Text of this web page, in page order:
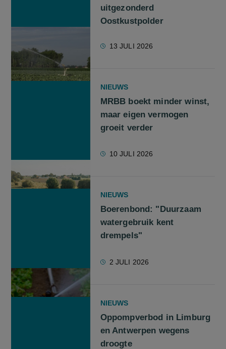
uitgezonderd
Oostkustpolder
13 JULI 2026
NIEUWS
MRBB boekt minder winst,
maar eigen vermogen
groeit verder
10 JULI 2026
NIEUWS
Boerenbond: "Duurzaam
watergebruik kent
drempels"
2 JULI 2026
NIEUWS
Oppompverbod in Limburg
en Antwerpen wegens
droogte